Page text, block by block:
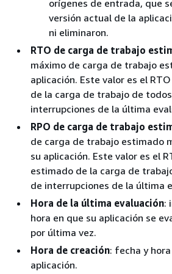
orígenes de entrada, que
versión actual de la
ni eliminaron.
RTO de carga de trabajo
máximo de carga de trabajo
aplicación. Este valor es el
de la carga de trabajo de
interrupciones de la última
RPO de carga de trabajo
de carga de trabajo estimado
su aplicación. Este valor es el
estimado de la carga de
de interrupciones de la última
Hora de la última evaluación:
hora en que su aplicación se
por última vez.
Hora de creación: fecha y
aplicación.